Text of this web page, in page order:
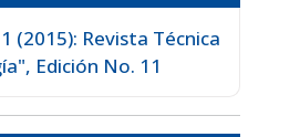
(2015): Revista Técnica
Edición No. 11